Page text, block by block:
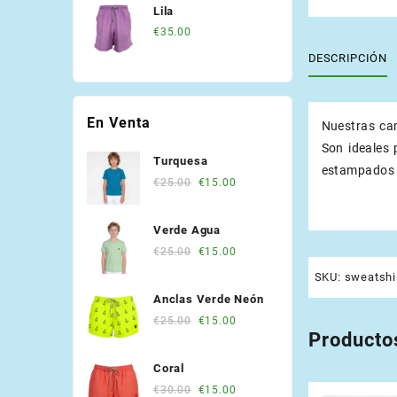
DESCRIPCIÓN
Nuestras
Son ideales
SKU:
Lila
€35.00
En Venta
Turquesa
€25.00 Original
€25.00.
€15.00
Verde Agua
€25.00 Original
€25.00.
€15.00
€15.00.
Anclas Verde Neón
€25.00 Original
€15.00
Coral
€30.00 Original
€15.00